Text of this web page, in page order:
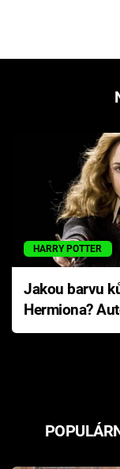
HARRY POTTER
Jakou barvu
Hermiona?
Pottera přišla